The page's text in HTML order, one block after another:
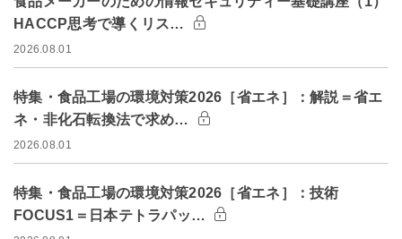
HACCP思考で導くリス…
2026.08.01
特集・食品工場の環境対策2026［省エネ］：解説＝省エ
ネ・非化石転換法で求め…
2026.08.01
特集・食品工場の環境対策2026［省エネ］：技術
FOCUS1＝日本テトラパッ…